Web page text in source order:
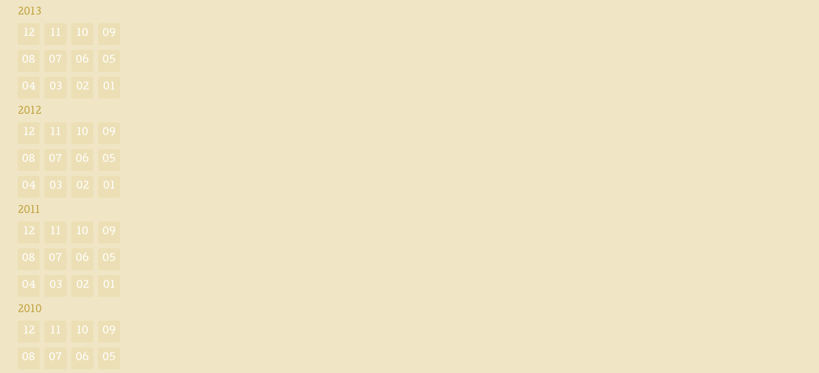
2013
12 11 10 09
08 07 06 05
04 03 02 01
2012
12 11 10 09
08 07 06 05
04 03 02 01
2011
12 11 10 09
08 07 06 05
04 03 02 01
2010
12 11 10 09
08 07 06 05